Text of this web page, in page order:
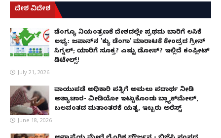
ದೇಶ ವಿದೇಶ
ಡೆಂಗ್ಯೂ ನಿಯಂತ್ರಣಕ್ಕೆ ದೇಶದಲ್ಲೇ ಪ್ರಥಮ ಬಾರಿಗೆ ಲಸಿಕೆ
ಲಭ್ಯ: ಜಪಾನ್‌ನ 'ಕ್ಯು ಡೆಂಗಾ' ಮಾರಾಟಕ್ಕೆ ಕೇಂದ್ರದ ಗ್ರೀನ್
ಸಿಗ್ನಲ್; ಯಾರಿಗೆ ಸೂಕ್ತ? ಎಷ್ಟು ಡೋಸ್? ಇಲ್ಲಿದೆ ಕಂಪ್ಲೀಟ್
ಡಿಟೇಲ್ಸ್!
July 21, 2026
ವಾಯುಪಡೆ ಅಧಿಕಾರಿ ಪತ್ನಿಗೆ ಅಮಲು ಪದಾರ್ಥ ನೀಡಿ
ಅತ್ಯಾಚಾರ- ವೀಡಿಯೋ ಇಟ್ಟುಕೊಂಡು ಬ್ಲ್ಯಾಕ್‌ಮೇಲ್,
ಬಲವಂತದ ಮತಾಂತರಕ್ಕೆ ಯತ್ನ, ಇಬ್ಬರು ಅರೆಸ್ಟ್
June 18, 2026